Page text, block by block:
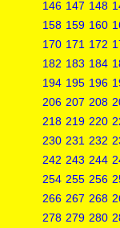
146 147 148
158 159 160
170 171 172
182 183 184
194 195 196
206 207 208
218 219 220
230 231 232
242 243 244
254 255 256
266 267 268
278 279 280